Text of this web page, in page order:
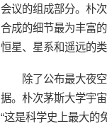
会议的组成部分。朴
合成的细节最为丰富的
恒星、星系和遥远的类
除了公布最大夜空
据。朴次茅斯大学宇
“这是科学史上最大